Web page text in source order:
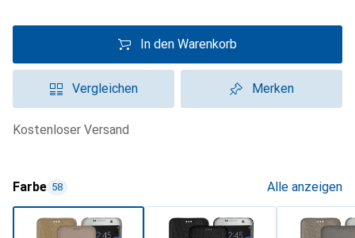
In den Warenkorb
Vergleichen Merken
kostenloser Versand
Farbe 58 Alle anzeigen